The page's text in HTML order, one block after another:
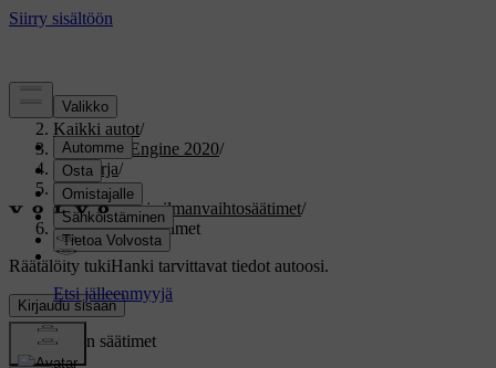
Tuki/
Kaikki autot/
V60 Twin Engine 2020/
Ohjekirja/
Ilmasto/
Lämmitys- ja ilmanvaihtosäätimet/
Ilmastoinnin säätimet
Räätälöity tukiHanki tarvittavat tiedot autoosi.
Kirjaudu sisään
Ilmastoinnin säätimet